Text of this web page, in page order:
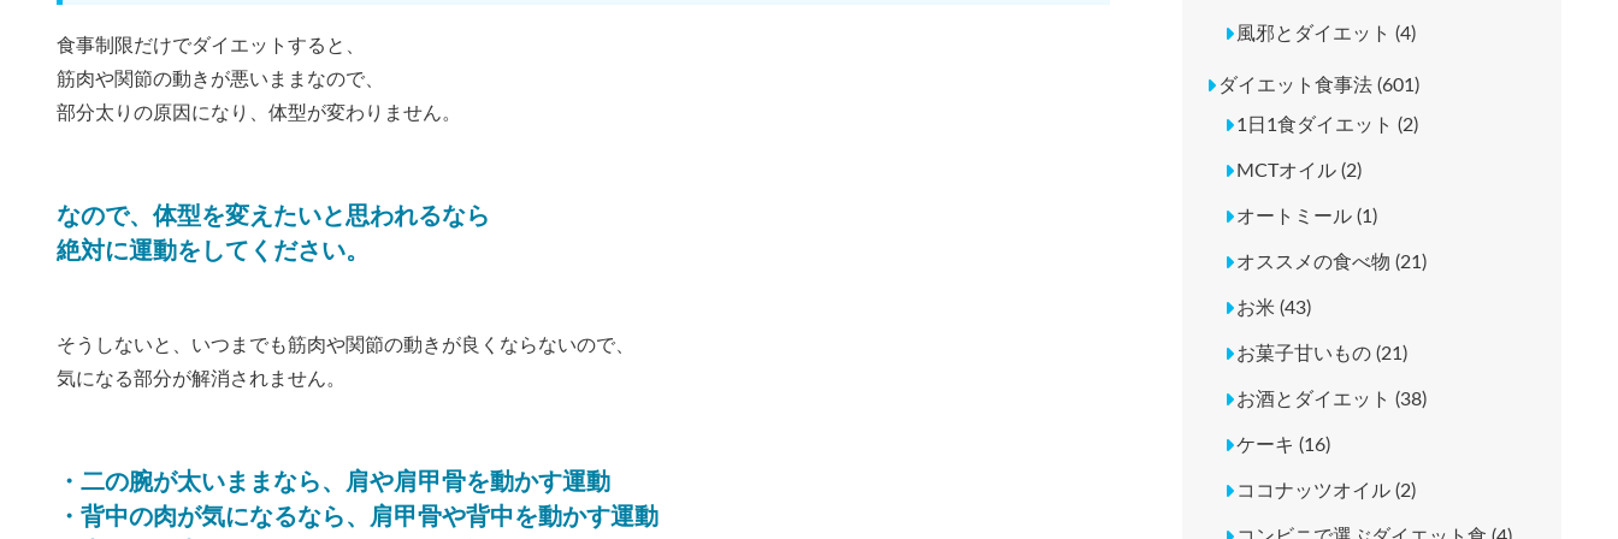
食事制限だけでダイエットすると、
筋肉や関節の動きが悪いままなので、
部分太りの原因になり、体型が変わりません。
なので、体型を変えたいと思われるなら
絶対に運動をしてください。
そうしないと、いつまでも筋肉や関節の動きが良くならないので、
気になる部分が解消されません。
・二の腕が太いままなら、肩や肩甲骨を動かす運動
・背中の肉が気になるなら、肩甲骨や背中を動かす運動
風邪とダイエット (4)
ダイエット食事法 (601)
1日1食ダイエット (2)
MCTオイル (2)
オートミール (1)
オススメの食べ物 (21)
お米 (43)
お菓子甘いもの (21)
お酒とダイエット (38)
ケーキ (16)
ココナッツオイル (2)